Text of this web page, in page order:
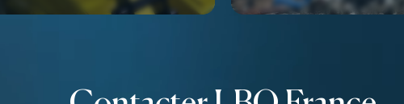
étape de son
recyclage de